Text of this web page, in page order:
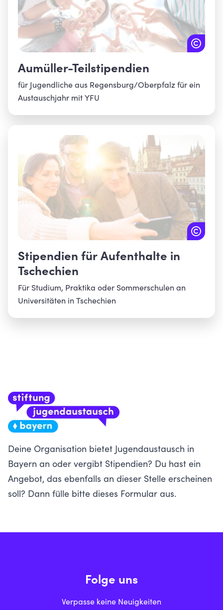
Aumüller-Teilstipendien
für Jugendliche aus Regensburg/Oberpfalz für ein
Austauschjahr mit YFU
Stipendien für Aufenthalte in
Tschechien
Für Studium, Praktika oder Sommerschulen an
Universitäten in Tschechien
Deine Organisation bietet Jugendaustausch in
Bayern an oder vergibt Stipendien? Du hast ein
Angebot, das ebenfalls an dieser Stelle erscheinen
soll? Dann fülle bitte dieses Formular aus.
Folge uns
Verpasse keine Neuigkeiten